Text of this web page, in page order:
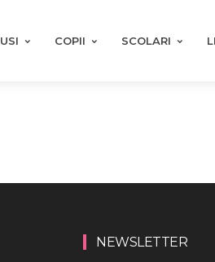
COPII SCOLARI
NEWSLETTER